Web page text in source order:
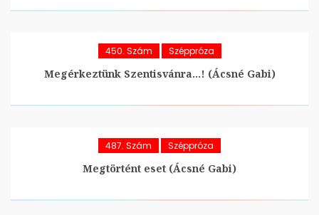
450. Szám Széppróza
Megérkeztünk Szentisvánra…! (Ácsné Gabi)
487. Szám Széppróza
Megtörtént eset (Ácsné Gabi)